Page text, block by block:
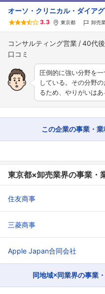
オーソ・クリニカル・ダイア
3.3 東京都 卸売
コンサルティング営業 40代
圧倒的に強い分野を
している。その分野
るため、やりがいは
この企業の事業・
東京都×卸売業界の事業・
住友商事
三菱商事
Apple Japan合同会社
同地域×同業界の事業